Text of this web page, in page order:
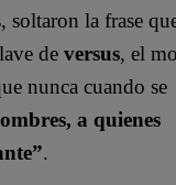
soltaron la frase
de versus, el
nunca cuando se
a quienes
.